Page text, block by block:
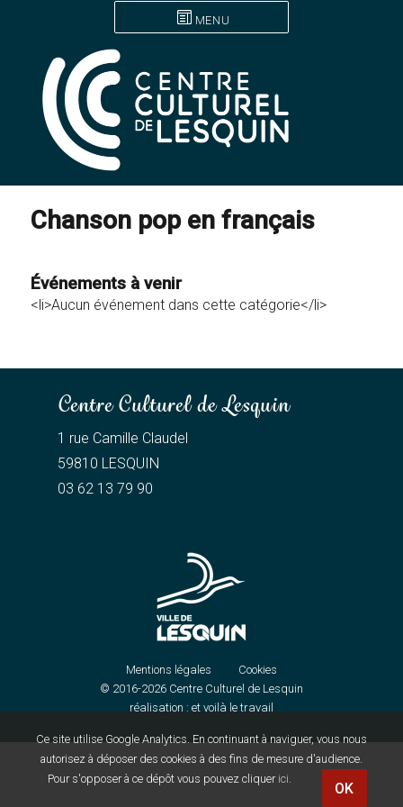
Ce site utilise Google Analytics. En continuant à naviguer, vous nous
autorisez à déposer des cookies à des fins de mesure d'audience.
Pour s'opposer à ce dépôt vous pouvez cliquer ici.
MENU
Chanson pop en français
Événements à venir
<li>Aucun événement dans cette catégorie</li>
Centre Culturel de Lesquin
1 rue Camille Claudel
59810 LESQUIN
03 62 13 79 90
Mentions légales
Cookies
© 2016-2026 Centre Culturel de Lesquin
réalisation : et voilà le travail